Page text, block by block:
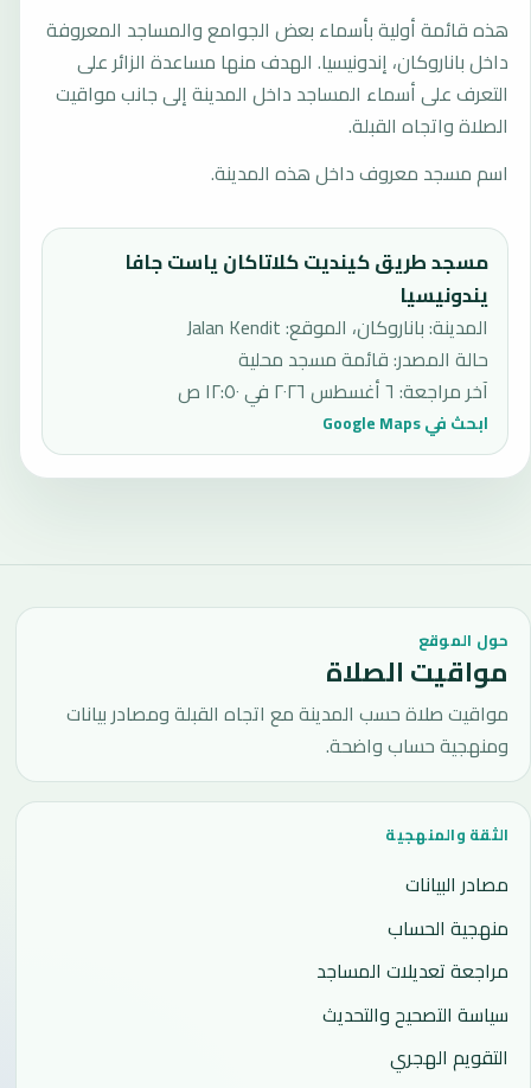
هذه قائمة أولية بأسماء بعض الجوامع والمساجد المعروفة
داخل باناروكان، إندونيسيا. الهدف منها مساعدة الزائر على
التعرف على أسماء المساجد داخل المدينة إلى جانب مواقيت
الصلاة واتجاه القبلة.
اسم مسجد معروف داخل هذه المدينة.
مسجد طريق كينديت كلاتاكان ياست جافا
يندونيسيا
المدينة: باناروكان، الموقع: Jalan Kendit
حالة المصدر:قائمة مسجد محلية
آخر مراجعة: ٦ أغسطس ٢٠٢٦ في ١٢:٥٠ ص
ابحث في Google Maps
حول الموقع
مواقيت الصلاة
مواقيت صلاة حسب المدينة مع اتجاه القبلة ومصادر بيانات
ومنهجية حساب واضحة.
الثقة والمنهجية
مصادر البيانات
منهجية الحساب
مراجعة تعديلات المساجد
سياسة التصحيح والتحديث
التقويم الهجري